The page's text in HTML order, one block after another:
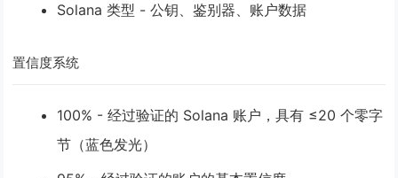
Solana 类型 - 公钥、鉴别器、账户数据
置信度系统
100% - 经过验证的 Solana 账户，具有 ≤20 个零字
节（蓝色发光）